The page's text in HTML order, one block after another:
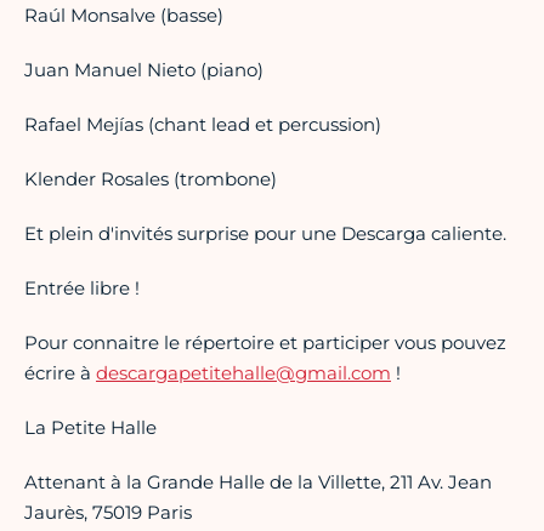
Raúl Monsalve (basse)
Juan Manuel Nieto (piano)
Rafael Mejías (chant lead et percussion)
Klender Rosales (trombone)
Et plein d'invités surprise pour une Descarga caliente.
Entrée libre !
Pour connaitre le répertoire et participer vous pouvez
écrire à descargapetitehalle@gmail.com !
La Petite Halle
Attenant à la Grande Halle de la Villette, 211 Av. Jean
Jaurès, 75019 Paris